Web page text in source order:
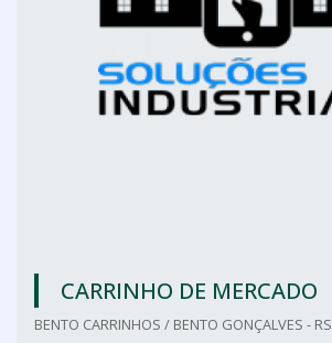
CARRINHO DE MERCADO
BENTO CARRINHOS / BENTO GONÇALVES - RS